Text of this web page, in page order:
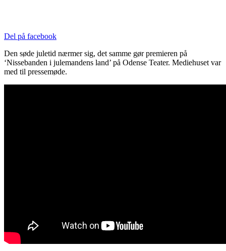
Del på facebook
Den søde juletid nærmer sig, det samme gør premieren på
‘Nissebanden i julemandens land’ på Odense Teater. Mediehuset var
med til pressemøde.